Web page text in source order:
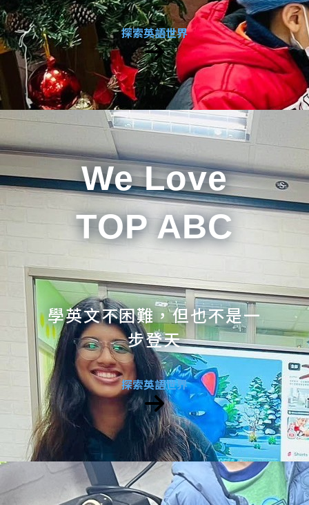
探索英語世界
We Love
TOP ABC
學英文不困難，但也不是一
步登天
探索英語世界